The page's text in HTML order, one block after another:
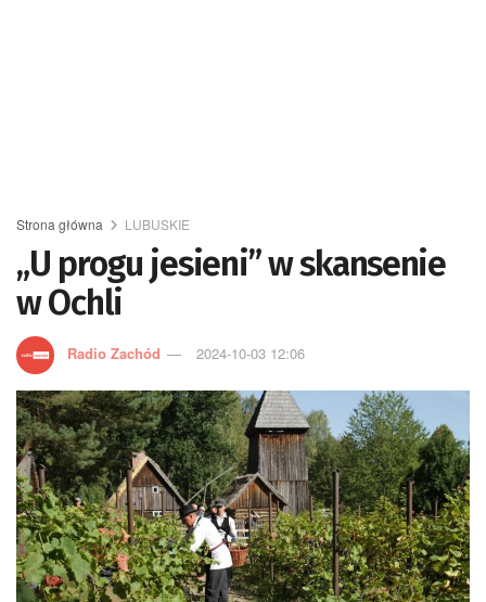
Strona główna LUBUSKIE
„U progu jesieni” w skansenie
w Ochli
Radio Zachód 2024-10-03 12:06